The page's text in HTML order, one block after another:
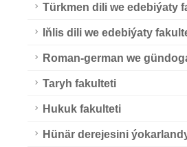
Türkmen dili we edebiýaty
Iňlis dili we edebiýaty
Roman-german we
Taryh fakulteti
Hukuk fakulteti
Hünär derejesini